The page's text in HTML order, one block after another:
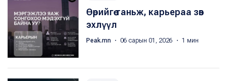
Өөрийгөө таньж, карьераа зөв
эхлүүл
Peak.mn ・ 06 сарын 01, 2026 ・ 1 мин